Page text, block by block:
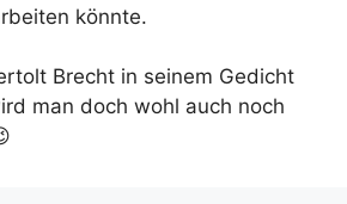
könnte.
Brecht in seinem Gedicht
man doch wohl auch noch